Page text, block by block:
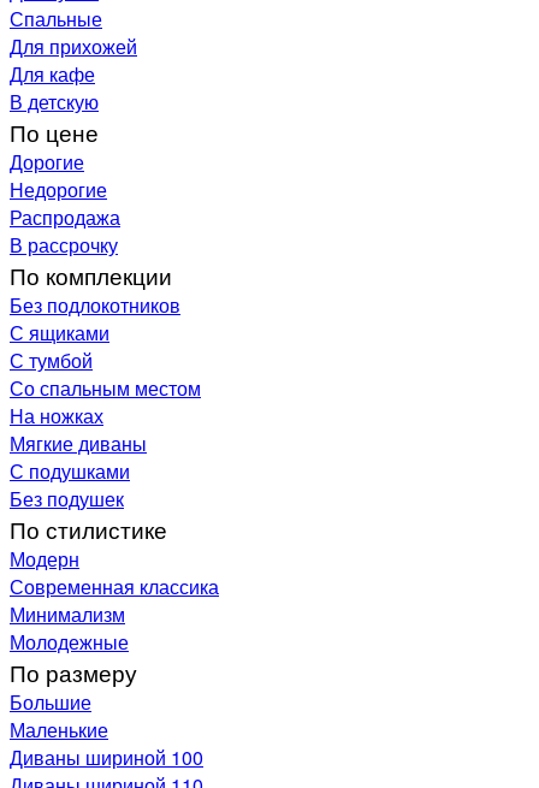
Спальные
Для прихожей
Для кафе
В детскую
По цене
Дорогие
Недорогие
Распродажа
В рассрочку
По комплекции
Без подлокотников
С ящиками
С тумбой
Со спальным местом
На ножках
Мягкие диваны
С подушками
Без подушек
По стилистике
Модерн
Современная классика
Минимализм
Молодежные
По размеру
Большие
Маленькие
Диваны шириной 100